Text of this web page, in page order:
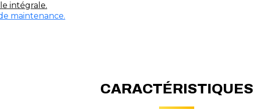
intégrale.
maintenance.
CARACTÉRISTIQUES